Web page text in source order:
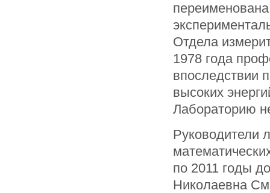
Отдела
1978 года
впоследствии
высоких
Лабораторию
Руководители
по 2011 годы
Николаевна